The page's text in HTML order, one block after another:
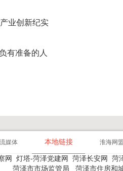
业创新纪实
有准备的人
媒体 本地链接 淮海网盟
网 灯塔-菏泽党建网 菏泽长安网 菏
菏泽市市场监管局
菏泽市住房和